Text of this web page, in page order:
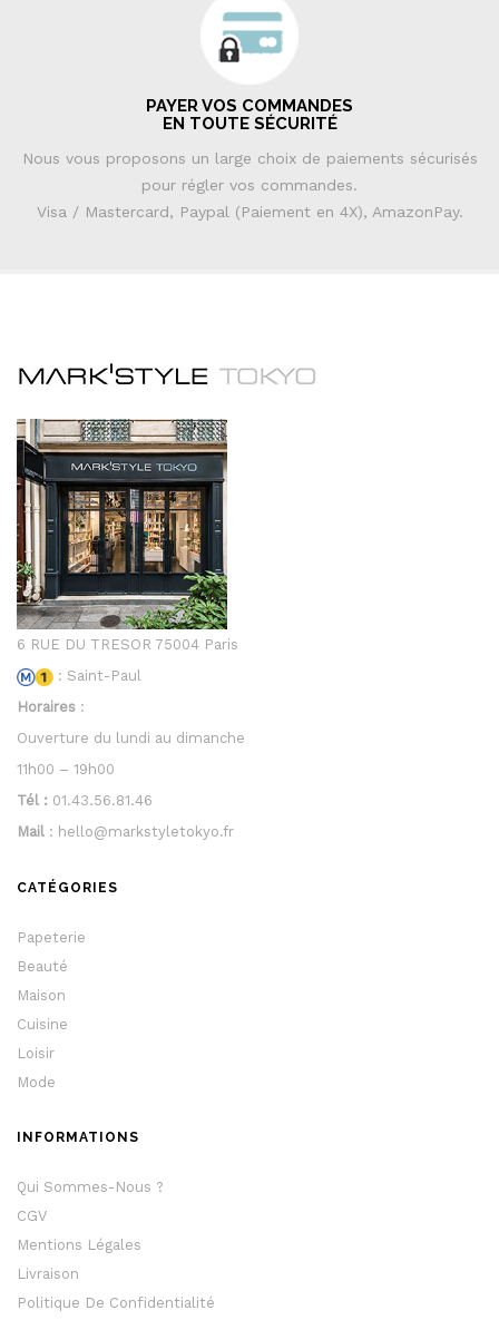
PAYER VOS COMMANDES
EN TOUTE SÉCURITÉ
Nous vous proposons un large choix de paiements sécurisés
pour régler vos commandes.
Visa / Mastercard, Paypal (Paiement en 4X), AmazonPay.
6 RUE DU TRESOR 75004 Paris
: Saint-Paul
Horaires :
Ouverture du lundi au dimanche
11h00 – 19h00
Tél : 01.43.56.81.46
Mail : hello@markstyletokyo.fr
CATÉGORIES
Papeterie
Beauté
Maison
Cuisine
Loisir
Mode
INFORMATIONS
Qui Sommes-Nous ?
CGV
Mentions Légales
Livraison
Politique De Confidentialité